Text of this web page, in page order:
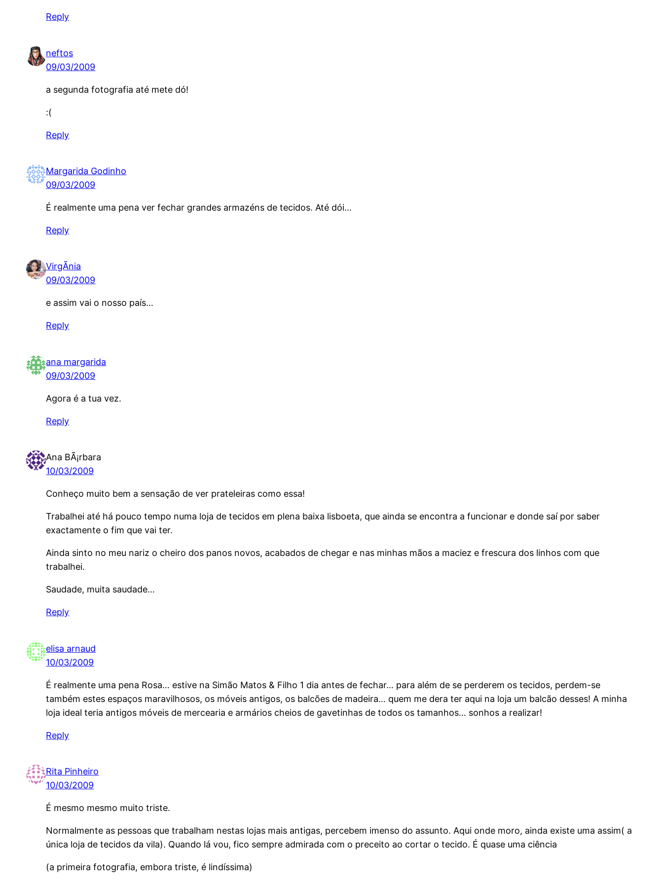
Reply
neftos
09/03/2009
a segunda fotografia até mete dó!
:(
Reply
Margarida Godinho
09/03/2009
É realmente uma pena ver fechar grandes armazéns de tecidos. Até dói…
Reply
VirgÃ­nia
09/03/2009
e assim vai o nosso país…
Reply
ana margarida
09/03/2009
Agora é a tua vez.
Reply
Ana BÃ¡rbara
10/03/2009
Conheço muito bem a sensação de ver prateleiras como essa!
Trabalhei até há pouco tempo numa loja de tecidos em plena baixa lisboeta, que ainda se encontra a funcionar e donde saí por saber
exactamente o fim que vai ter.
Ainda sinto no meu nariz o cheiro dos panos novos, acabados de chegar e nas minhas mãos a maciez e frescura dos linhos com que
trabalhei.
Saudade, muita saudade…
Reply
elisa arnaud
10/03/2009
É realmente uma pena Rosa… estive na Simão Matos & Filho 1 dia antes de fechar… para além de se perderem os tecidos, perdem-se
também estes espaços maravilhosos, os móveis antigos, os balcões de madeira… quem me dera ter aqui na loja um balcão desses! A minha
loja ideal teria antigos móveis de mercearia e armários cheios de gavetinhas de todos os tamanhos… sonhos a realizar!
Reply
Rita Pinheiro
10/03/2009
É mesmo mesmo muito triste.
Normalmente as pessoas que trabalham nestas lojas mais antigas, percebem imenso do assunto. Aqui onde moro, ainda existe uma assim( a
única loja de tecidos da vila). Quando lá vou, fico sempre admirada com o preceito ao cortar o tecido. É quase uma ciência
(a primeira fotografia, embora triste, é lindíssima)